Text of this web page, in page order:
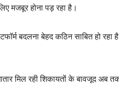
मजबूर होना पड़ रहा है।
बदलना बेहद कठिन साबित हो रहा
मिल रही शिकायतों के बावजूद अब